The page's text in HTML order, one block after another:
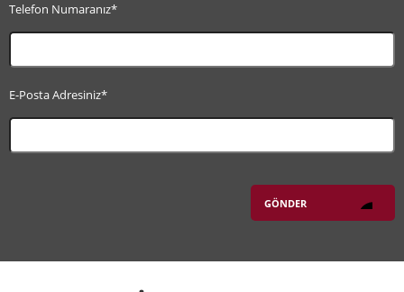
Telefon Numaranız*
E-Posta Adresiniz*